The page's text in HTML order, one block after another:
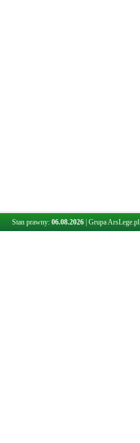
Stan prawny: 06.08.2026 Grupa ArsLege.pl